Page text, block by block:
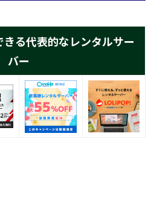
る代表的なレンタルサー
バー